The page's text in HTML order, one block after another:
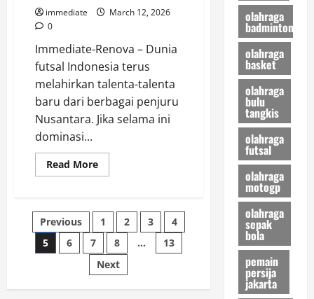
Skenario
Bursa
Transfer
immediate
March 12, 2026
0
Immediate-Renova – Dunia
futsal Indonesia terus
melahirkan talenta-talenta
baru dari berbagai penjuru
Nusantara. Jika selama ini
dominasi...
Read MoreRead
more
Kekuatan
Baru
Futsal
Kepulauan
Riau
yang
Siap
Nasional
Posts
pagination
Previous 1 2 3
4
5
6 7 8 …
13
Next
olahraga
badminton
olahraga
basket
olahraga
bulu
tangkis
olahraga
futsal
olahraga
motogp
olahraga
sepak
bola
pemain
persija
jakarta